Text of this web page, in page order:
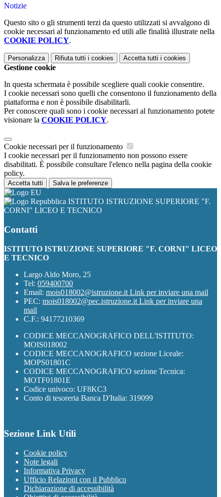
Notizie
Questo sito o gli strumenti terzi da questo utilizzati si avvalgono di
cookie necessari al funzionamento ed utili alle finalità illustrate nella
COOKIE POLICY.
Personalizza Rifiuta tutti i cookies Accetta tutti i cookies
Gestione cookie
In questa schermata è possibile scegliere quali cookie consentire.
I cookie necessari sono quelli che consentono il funzionamento della
piattaforma e non è possibile disabilitarli.
Per conoscere quali sono i cookie necessari al funzionamento potete
visionare la COOKIE POLICY.
Cookie necessari per il funzionamento
I cookie necessari per il funzionamento non possono essere
disabilitati. È possibile consultare l'elenco nella pagina della cookie
policy.
Accetta tutti Salva le preferenze
ISTITUTO ISTRUZIONE SUPERIORE "F.
CORNI" LICEO E TECNICO
Contatti
ISTITUTO ISTRUZIONE SUPERIORE "F. CORNI" LICEO
E TECNICO
Largo Aldo Moro, 25
Tel: 059400700
Email: mois018002@istruzione.it Link per inviare una mail
PEC: mois018002@pec.istruzione.it Link per inviare una
mail
C.F.: 94177210369
CODICE MECCANOGRAFICO DELL'ISTITUTO:
MOIS018002
CODICE MECCANOGRAFICO sezione Liceale:
MOPS01801C
CODICE MECCANOGRAFICO sezione Tecnica:
MOTF01801E
Codice univoco: UF8KC3
Conto di tesoreria Banca D'Italia: 319099
Sezione Link Utili
Cookie policy
Note legali
Informativa Privacy
Ufficio Relazioni con il Pubblico
Dichiarazione di accessibilità